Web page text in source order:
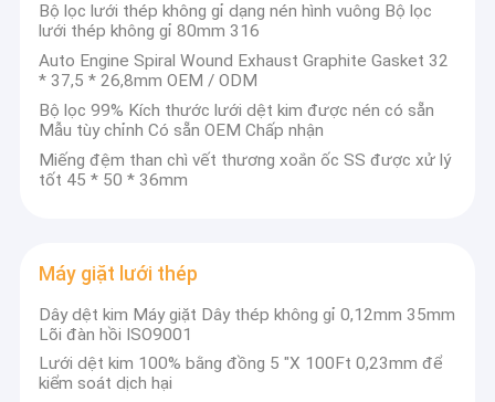
Bộ lọc lưới thép không gỉ dạng nén hình vuông Bộ lọc
lưới thép không gỉ 80mm 316
Auto Engine Spiral Wound Exhaust Graphite Gasket 32 ​​
* 37,5 * 26,8mm OEM / ODM
Bộ lọc 99% Kích thước lưới dệt kim được nén có sẵn
Mẫu tùy chỉnh Có sẵn OEM Chấp nhận
Miếng đệm than chì vết thương xoắn ốc SS được xử lý
tốt 45 * 50 * 36mm
Máy giặt lưới thép
Dây dệt kim Máy giặt Dây thép không gỉ 0,12mm 35mm
Lõi đàn hồi ISO9001
Lưới dệt kim 100% bằng đồng 5 "X 100Ft 0,23mm để
kiểm soát dịch hại